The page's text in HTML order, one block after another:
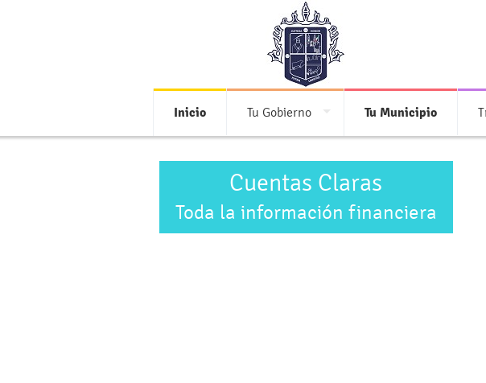
Inicio Tu Gobierno Tu Municipio
Cuentas Claras
Toda la información financiera